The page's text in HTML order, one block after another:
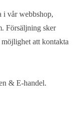
i vår webbshop,
Försäljning sker
att kontakta
& E-handel.